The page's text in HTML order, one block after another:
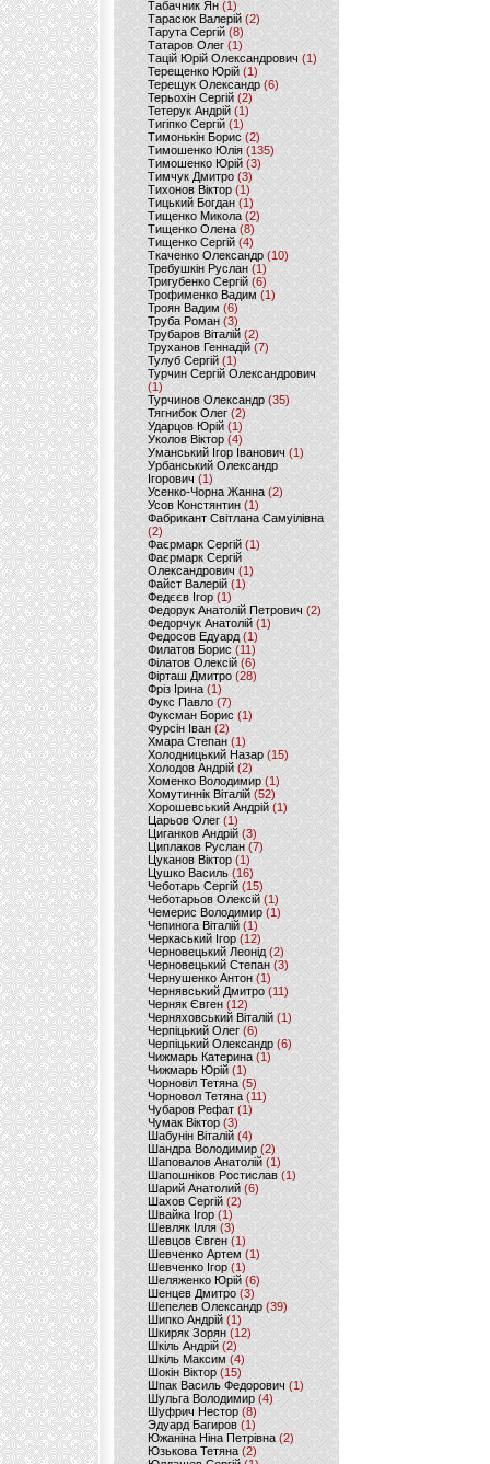
Табачник Ян(1)
Тарасюк Валерій (2)
Тарута Сергій (8)
Татаров Олег(1)
Тацій Юрій Олександрович(1)
Терещенко Юрій(1)
Терещук Олександр(6)
Терьохін Сергій (2)
Тетерук Андрій (1)
Тигіпко Сергій(1)
Тимонькін Борис (2)
Тимошенко Юлія (135)
Тимошенко Юрій(3)
Тимчук Дмитро (3)
Тихонов Віктор (1)
Тицький Богдан (1)
Тищенко Микола (2)
Тищенко Олена (8)
Тищенко Сергій (4)
Ткаченко Олександр (10)
Требушкін Руслан (1)
Тригубенко Сергій(6)
Трофименко Вадим (1)
Троян Вадим (6)
Труба Роман(3)
Трубаров Віталій (2)
Труханов Геннадій (7)
Тулуб Сергій(1)
Турчин Сергій Олександрович
(1)
Турчинов Олександр(35)
Тягнибок Олег (2)
Ударцов Юрій (1)
Уколов Віктор(4)
Уманський Ігор Іванович(1)
Урбанський Олександр
Ігорович (1)
Усенко-Чорна Жанна (2)
Усов Констянтин(1)
Фабрикант Світлана Самуілівна
(2)
Фаєрмарк Сергій(1)
Фаєрмарк Сергій
Олександрович (1)
Файст Валерій(1)
Федєєв Ігор (1)
Федорук Анатолій Петрович (2)
Федорчук Анатолій (1)
Федосов Едуард (1)
Филатов Борис (11)
Філатов Олексій (6)
Фірташ Дмитро (28)
Фріз Ірина (1)
Фукс Павло (7)
Фуксман Борис (1)
Фурсін Іван (2)
Хмара Степан(1)
Холодницький Назар(15)
Холодов Андрій (2)
Хоменко Володимир (1)
Хомутиннік Віталій (52)
Хорошевський Андрій (1)
Царьов Олег (1)
Циганков Андрій (3)
Циплаков Руслан(7)
Цуканов Віктор (1)
Цушко Василь (16)
Чеботарь Сергій (15)
Чеботарьов Олексій (1)
Чемерис Володимир (1)
Чепинога Віталій (1)
Черкаський Ігор (12)
Черновецький Леонід(2)
Черновецький Степан (3)
Чернушенко Антон (1)
Чернявський Дмитро(11)
Черняк Євген(12)
Черняховський Віталій (1)
Черпіцький Олег (6)
Черпіцький Олександр (6)
Чижмарь Катерина (1)
Чижмарь Юрій (1)
Чорновіл Тетяна (5)
Чорновол Тетяна (11)
Чубаров Рефат (1)
Чумак Віктор(3)
Шабунін Віталій (4)
Шандра Володимир (2)
Шаповалов Анатолій(1)
Шапошніков Ростислав(1)
Шарий Анатолий(6)
Шахов Сергій(2)
Швайка Ігор (1)
Шевляк Ілля (3)
Шевцов Євген (1)
Шевченко Артем(1)
Шевченко Ігор(1)
Шеляженко Юрій (6)
Шенцев Дмитро (3)
Шепелев Олександр (39)
Шипко Андрій(1)
Шкиряк Зорян(12)
Шкіль Андрій(2)
Шкіль Максим (4)
Шокін Віктор (15)
Шпак Василь Федорович (1)
Шульга Володимир (4)
Шуфрич Нестор(8)
Эдуард Багиров (1)
Южаніна Ніна Петрівна (2)
Юзькова Тетяна(2)